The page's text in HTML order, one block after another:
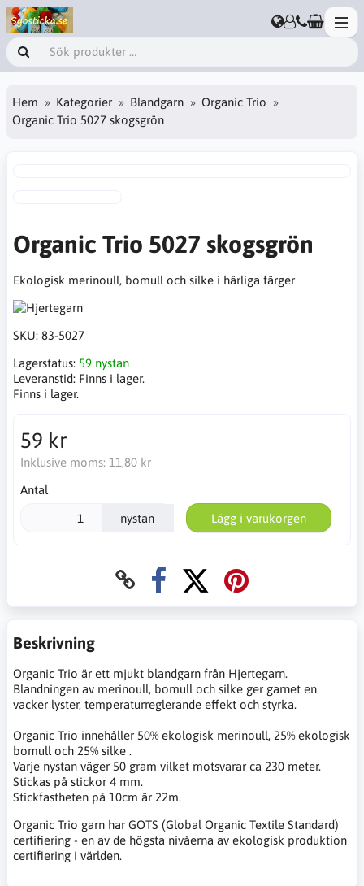
Hem Kategorier Blandgarn
Organic Trio
Organic Trio 5027 skogsgrön
Organic Trio 5027 skogsgrön
Ekologisk merinoull, bomull och silke i härliga färger
SKU: 83-5027
Lagerstatus: 59 nystan
Leveranstid: Finns i lager.
Finns i lager.
59 kr
Inklusive moms: 11,80 kr
Antal
nystan Lägg i varukorgen
Beskrivning
Organic Trio är ett mjukt blandgarn från Hjertegarn.
Blandningen av merinoull, bomull och silke ger garnet en
vacker lyster, temperaturreglerande effekt och styrka.
Organic Trio innehåller 50% ekologisk merinoull, 25% ekologisk
bomull och 25% silke .
Varje nystan väger 50 gram vilket motsvarar ca 230 meter.
Stickas på stickor 4 mm.
Stickfastheten på 10cm är 22m.
Organic Trio garn har GOTS (Global Organic Textile Standard)
certifiering - en av de högsta nivåerna av ekologisk produktion
certifiering i världen.